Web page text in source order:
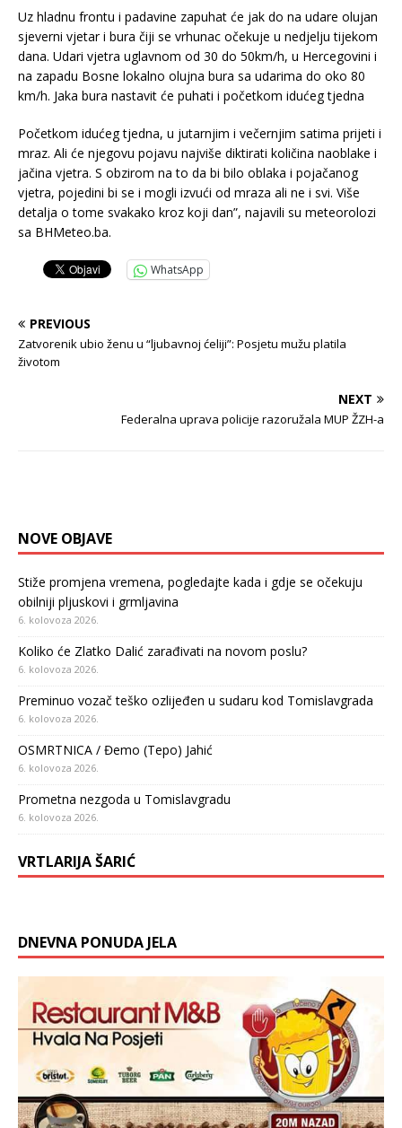
Uz hladnu frontu i padavine zapuhat će jak do na udare olujan
sjeverni vjetar i bura čiji se vrhunac očekuje u nedjelju tijekom
dana. Udari vjetra uglavnom od 30 do 50km/h, u Hercegovini i
na zapadu Bosne lokalno olujna bura sa udarima do oko 80
km/h. Jaka bura nastavit će puhati i početkom idućeg tjedna
Početkom idućeg tjedna, u jutarnjim i večernjim satima prijeti i
mraz. Ali će njegovu pojavu najviše diktirati količina naoblake i
jačina vjetra. S obzirom na to da bi bilo oblaka i pojačanog
vjetra, pojedini bi se i mogli izvući od mraza ali ne i svi. Više
detalja o tome svakako kroz koji dan”, najavili su meteorolozi
sa BHMeteo.ba.
WhatsApp
PREVIOUS
Zatvorenik ubio ženu u “ljubavnoj ćeliji”: Posjetu mužu platila
životom
NEXT
Federalna uprava policije razoružala MUP ŽZH-a
NOVE OBJAVE
Stiže promjena vremena, pogledajte kada i gdje se očekuju
obilniji pljuskovi i grmljavina
6. kolovoza 2026.
Koliko će Zlatko Dalić zarađivati na novom poslu?
6. kolovoza 2026.
Preminuo vozač teško ozlijeđen u sudaru kod Tomislavgrada
6. kolovoza 2026.
OSMRTNICA / Đemo (Tepo) Jahić
6. kolovoza 2026.
Prometna nezgoda u Tomislavgradu
6. kolovoza 2026.
VRTLARIJA ŠARIĆ
DNEVNA PONUDA JELA